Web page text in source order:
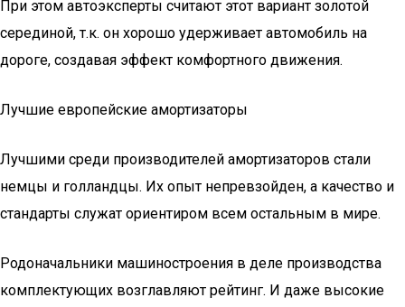
При этом автоэксперты считают этот вариант золотой
серединой, т.к. он хорошо удерживает автомобиль на
дороге, создавая эффект комфортного движения.
Лучшие европейские амортизаторы
Лучшими среди производителей амортизаторов стали
немцы и голландцы. Их опыт непревзойден, а качество и
стандарты служат ориентиром всем остальным в мире.
Родоначальники машиностроения в деле производства
комплектующих возглавляют рейтинг. И даже высокие